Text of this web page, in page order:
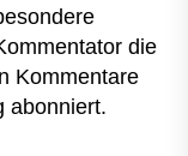
die
Kommentare
abonniert.